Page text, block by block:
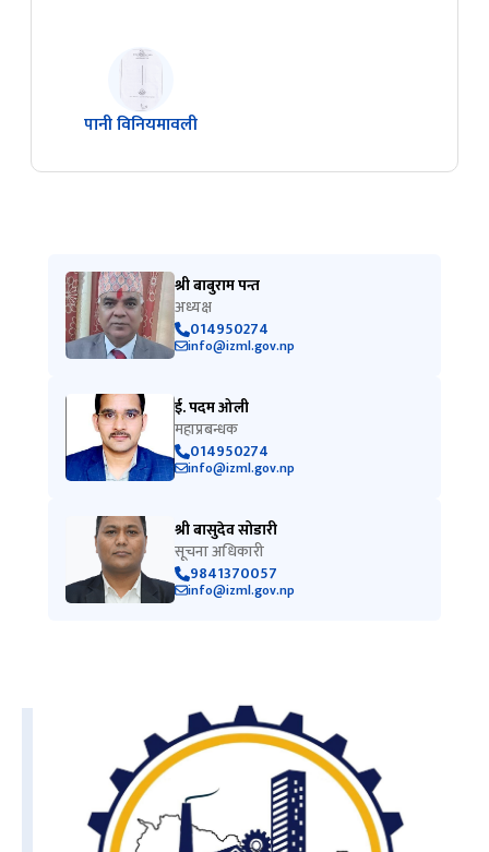
लिमिटेडले दिने सेवाहरु
014950274
info@izml.gov.np
014950274
info@izml.gov.np